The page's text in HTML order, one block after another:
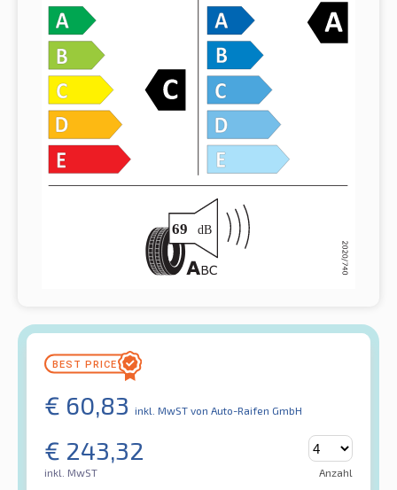
€ 60,83 inkl. MwST von Auto-Raifen GmbH
€ 243,32
inkl. MwST Anzahl